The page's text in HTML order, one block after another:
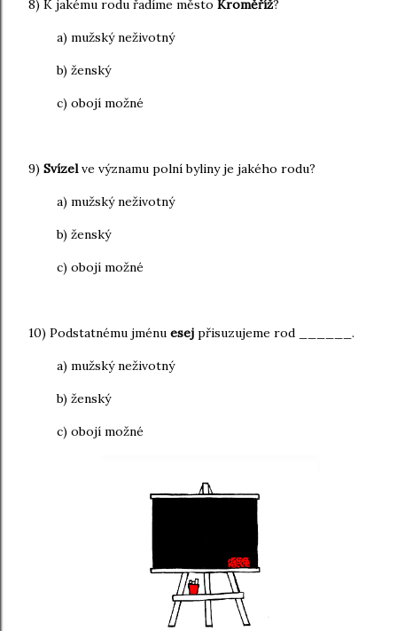
8) K jakému rodu řadíme město Kroměříž?
a) mužský neživotný
b) ženský
c) obojí možné
9) Svízelve významu polní byliny je jakého rodu?
a) mužský neživotný
b) ženský
c) obojí možné
10) Podstatnému jménu esej přisuzujeme rod ______.
a) mužský neživotný
b) ženský
c) obojí možné